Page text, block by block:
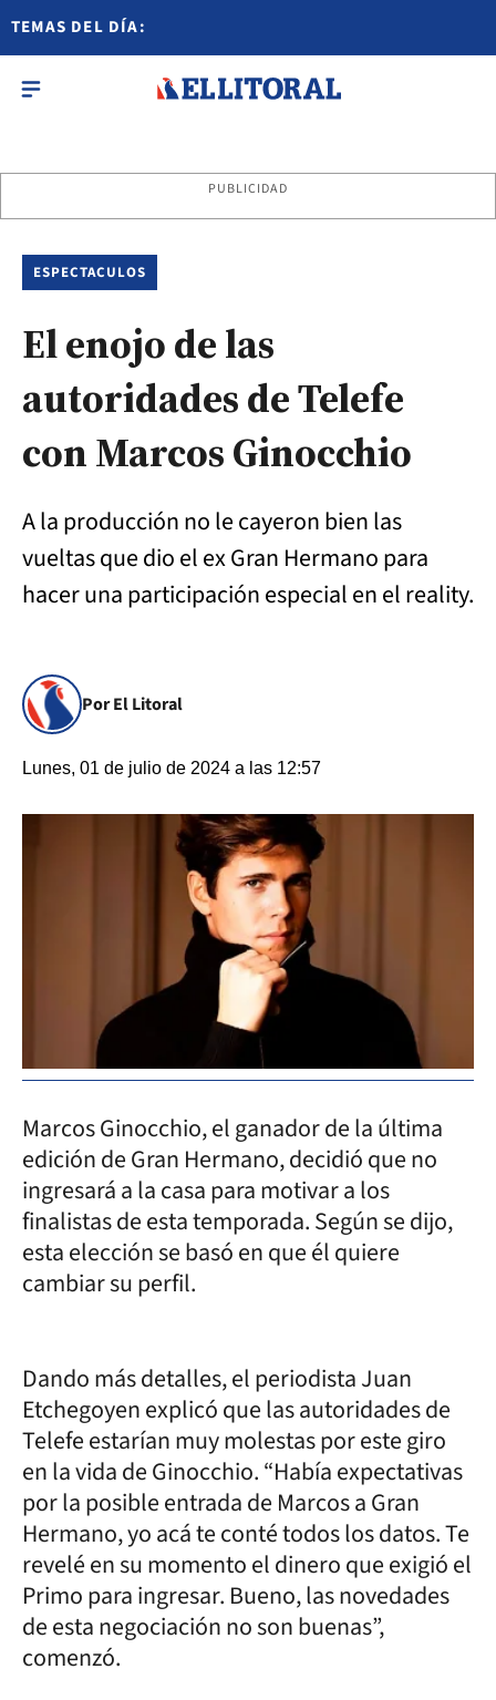
TEMAS DEL DÍA:
PUBLICIDAD
ESPECTACULOS
El enojo de las
autoridades de Telefe
con Marcos Ginocchio
A la producción no le cayeron bien las
vueltas que dio el ex Gran Hermano para
hacer una participación especial en el reality.
Por El Litoral
Lunes, 01 de julio de 2024 a las 12:57
Marcos Ginocchio, el ganador de la última
edición de Gran Hermano, decidió que no
ingresará a la casa para motivar a los
finalistas de esta temporada. Según se dijo,
esta elección se basó en que él quiere
cambiar su perfil.
Dando más detalles, el periodista Juan
Etchegoyen explicó que las autoridades de
Telefe estarían muy molestas por este giro
en la vida de Ginocchio. “Había expectativas
por la posible entrada de Marcos a Gran
Hermano, yo acá te conté todos los datos. Te
revelé en su momento el dinero que exigió el
Primo para ingresar. Bueno, las novedades
de esta negociación no son buenas”,
comenzó.